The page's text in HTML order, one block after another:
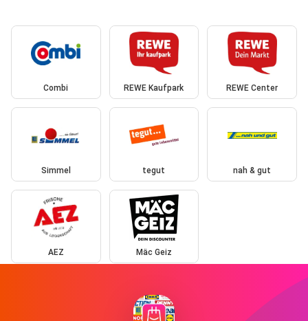
Combi REWE Kaufpark REWE Center
Simmel tegut nah & gut
AEZ Mäc Geiz